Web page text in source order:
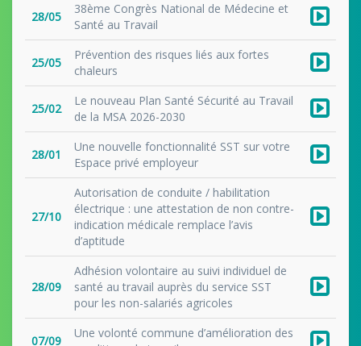
28/05
38ème Congrès National de Médecine et
Santé au Travail
25/05
Prévention des risques liés aux fortes
chaleurs
25/02
Le nouveau Plan Santé Sécurité au Travail
de la MSA 2026-2030
28/01
Une nouvelle fonctionnalité SST sur votre
Espace privé employeur
27/10
Autorisation de conduite / habilitation
électrique : une attestation de non contre-
indication médicale remplace l’avis
d’aptitude
28/09
Adhésion volontaire au suivi individuel de
santé au travail auprès du service SST
pour les non-salariés agricoles
07/09
Une volonté commune d’amélioration des